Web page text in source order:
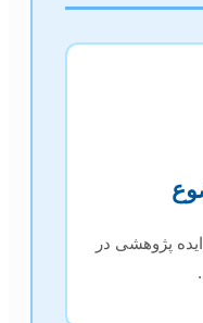
ایده پژوهشی در